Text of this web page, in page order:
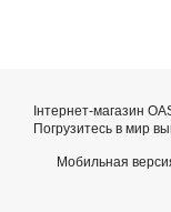
Інтернет-магазин
Погрузитесь в мир
Мобильная